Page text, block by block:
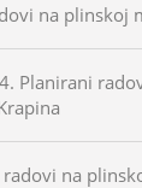
na plinskoj
Planirani
na